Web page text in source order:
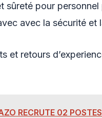
sûreté pour
avec la sécurité et
et retours
RECRUTE 02